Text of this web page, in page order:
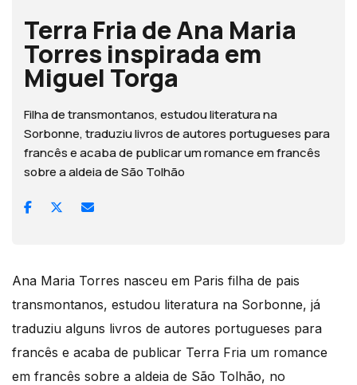
Terra Fria de Ana Maria
Torres inspirada em
Miguel Torga
Filha de transmontanos, estudou literatura na
Sorbonne, traduziu livros de autores portugueses para
francês e acaba de publicar um romance em francês
sobre a aldeia de São Tolhão
Ana Maria Torres nasceu em Paris filha de pais
transmontanos, estudou literatura na Sorbonne, já
traduziu alguns livros de autores portugueses para
francês e acaba de publicar Terra Fria um romance
em francês sobre a aldeia de São Tolhão, no